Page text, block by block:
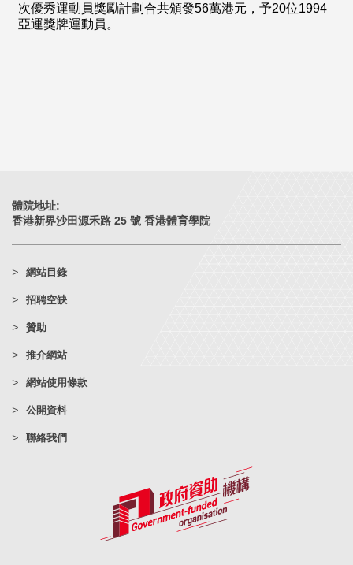
次優秀運動員獎勵計劃合共頒發56萬港元，予20位1994
亞運獎牌運動員。
體院地址:
香港新界沙田源禾路 25 號 香港體育學院
網站目錄
招聘空缺
贊助
推介網站
網站使用條款
公開資料
聯絡我們